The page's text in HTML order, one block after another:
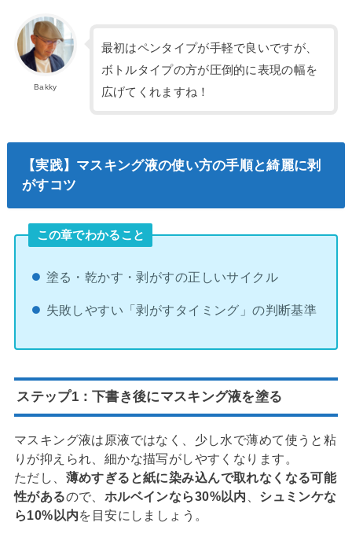
Bakky
最初はペンタイプが手軽で良いですが、
ボトルタイプの方が圧倒的に表現の幅を
広げてくれますね！
【実践】マスキング液の使い方の手順と綺麗に剥
がすコツ
この章でわかること
塗る・乾かす・剥がすの正しいサイクル
失敗しやすい「剥がすタイミング」の判断基準
ステップ1：下書き後にマスキング液を塗る
マスキング液は原液ではなく、少し水で薄めて使うと粘
りが抑えられ、細かな描写がしやすくなります。
ただし、 薄めすぎると紙に染み込んで取れなくなる可能
性があるので、 ホルベインなら30%以内
シュミンケな
ら10%以内を目安にしましょう。